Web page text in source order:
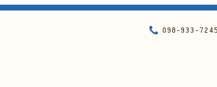
098-933-7245